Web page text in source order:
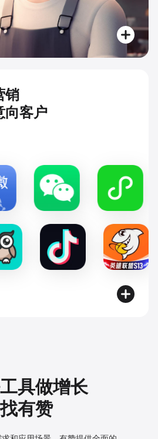
销
向客户
具做增长
找有赞